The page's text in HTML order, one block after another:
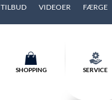
TILBUD VIDEOER FÆRGE
SHOPPING SERVICE